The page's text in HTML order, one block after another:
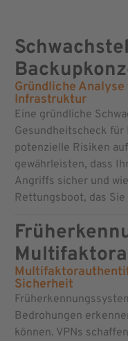
Gründliche
Infrastruktur
Eine gründliche
Gesundheitscheck
potenzielle Risiken
gewährleisten, dass
Angriffs sicher und
Rettungsboot, das
Sicherheit
Bedrohungen
können. VPNs